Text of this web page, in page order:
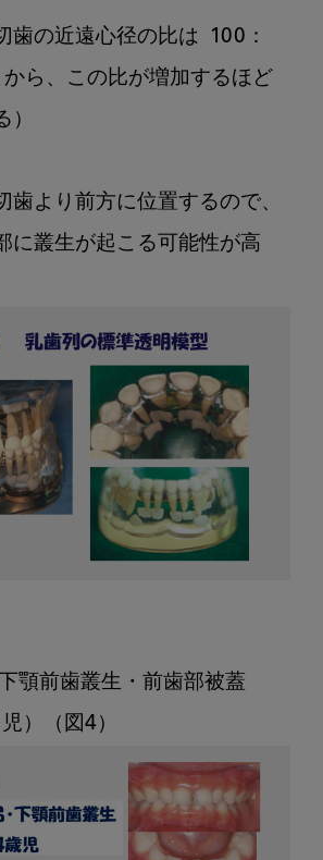
歯の近遠心径の比は  100：
ら、この比が増加するほど
）
歯より前方に位置するので、
に叢生が起こる可能性が高
顎前歯叢生・前歯部被蓋